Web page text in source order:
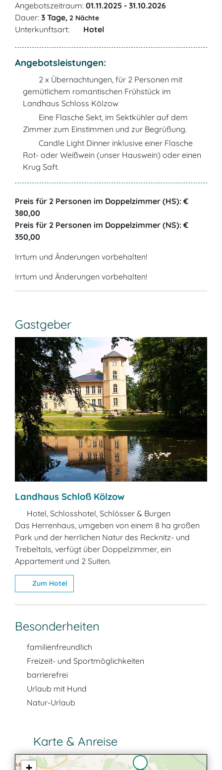
Angebotszeitraum: 01.11.2025 - 31.10.2026
Dauer: 3 Tage, 2 Nächte
Unterkunftsart: Hotel
Angebotsleistungen:
2 x Übernachtungen, für 2 Personen mit
gemütlichem romantischen Frühstück im
Landhaus Schloss Kölzow
Eine Flasche Sekt, im Sektkühler auf dem
Zimmer zum Einstimmen und zur Begrüßung.
Candle Light Dinner inklusive einer Flasche
Rot- oder Weißwein (unser Hauswein) oder einen
Krug Saft.
Preis für 2 Personen im Doppelzimmer (HS): €
380,00
Preis für 2 Personen im Doppelzimmer (NS): €
350,00
Irrtum und Änderungen vorbehalten!
Irrtum und Änderungen vorbehalten!
Gastgeber
Landhaus Schloß Kölzow
Hotel, Schlosshotel, Schlösser & Burgen
Das Herrenhaus, umgeben von einem 8 ha großen
Park und der herrlichen Natur des Recknitz- und
Trebeltals, verfügt über Doppelzimmer, ein
Appartement und 2 Suiten.
Zum Hotel
Besonderheiten
familienfreundlich
Freizeit- und Sportmöglichkeiten
barrierefrei
Urlaub mit Hund
Natur-Urlaub
Karte & Anreise